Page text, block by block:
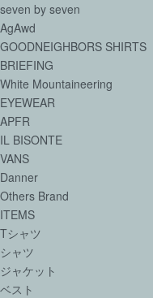
seven by seven
AgAwd
GOODNEIGHBORS SHIRTS
BRIEFING
White Mountaineering
EYEWEAR
APFR
IL BISONTE
VANS
Danner
Others Brand
ITEMS
Tシャツ
シャツ
ジャケット
ベスト